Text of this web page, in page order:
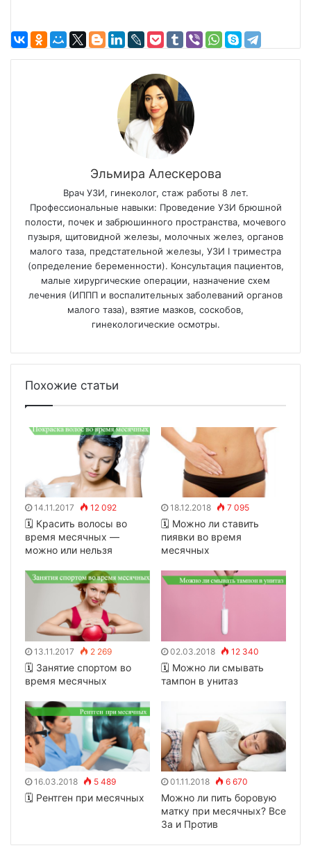
Эльмира Алескерова
Врач УЗИ, гинеколог, стаж работы 8 лет.
Профессиональные навыки: Проведение УЗИ брюшной
полости, почек и забрюшинного пространства, мочевого
пузыря, щитовидной железы, молочных желез, органов
малого таза, предстательной железы, УЗИ I триместра
(определение беременности). Консультация пациентов,
малые хирургические операции, назначение схем
лечения (ИППП и воспалительных заболеваний органов
малого таза), взятие мазков, соскобов,
гинекологические осмотры.
Похожие статьи
14.11.2017 12 092
🗓 Красить волосы во
время месячных —
можно или нельзя
18.12.2018 7 095
🗓 Можно ли ставить
пиявки во время
месячных
13.11.2017 2 269
🗓 Занятие спортом во
время месячных
02.03.2018 12 340
🗓 Можно ли смывать
тампон в унитаз
16.03.2018 5 489
🗓 Рентген при месячных
01.11.2018 6 670
Можно ли пить боровую
матку при месячных? Все
За и Против